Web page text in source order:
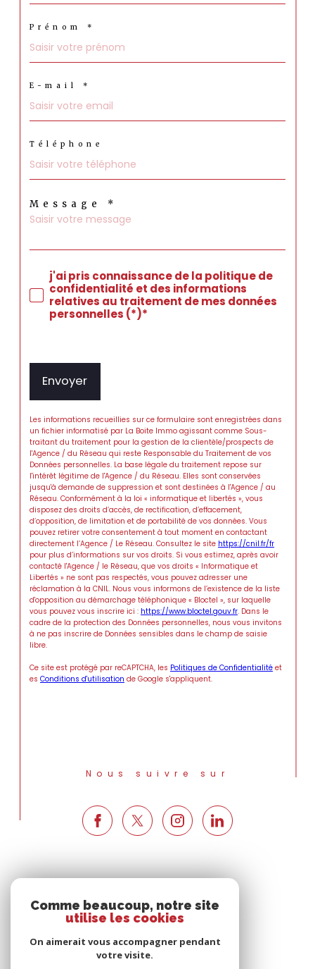
Prénom *
E-mail *
Téléphone
Message *
j'ai pris connaissance de la politique de
confidentialité et des informations
relatives au traitement de mes données
personnelles (*)*
Envoyer
Les informations recueillies sur ce formulaire sont enregistrées dans
un fichier informatisé par La Boite Immo agissant comme Sous-
traitant du traitement pour la gestion de la clientèle/prospects de
l'Agence / du Réseau qui reste Responsable du Traitement de vos
Données personnelles. La base légale du traitement repose sur
l'intérêt légitime de l'Agence / du Réseau. Elles sont conservées
jusqu'à demande de suppression et sont destinées à l'Agence / au
Réseau. Conformément à la loi « informatique et libertés », vous
disposez des droits d’accès, de rectification, d’effacement,
d’opposition, de limitation et de portabilité de vos données. Vous
pouvez retirer votre consentement à tout moment en contactant
directement l’Agence / Le Réseau. Consultez le site https://cnil.fr/fr
pour plus d’informations sur vos droits. Si vous estimez, après avoir
contacté l'Agence / le Réseau, que vos droits « Informatique et
Libertés » ne sont pas respectés, vous pouvez adresser une
réclamation à la CNIL. Nous vous informons de l’existence de la liste
d'opposition au démarchage téléphonique « Bloctel », sur laquelle
vous pouvez vous inscrire ici : https://www.bloctel.gouv.fr. Dans le
cadre de la protection des Données personnelles, nous vous invitons
à ne pas inscrire de Données sensibles dans le champ de saisie
libre.
Ce site est protégé par reCAPTCHA, les Politiques de Confidentialité et
es Conditions d'utilisation de Google s'appliquent.
Nous suivre sur
PROPRIÉTAIRE
Se connecter
Comme beaucoup, notre site
utilise les cookies
On aimerait vous accompagner pendant
votre visite.